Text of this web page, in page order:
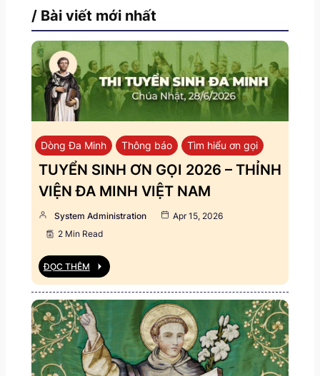
/ Bài viết mới nhất
Dòng Đa Minh Thông báo Tìm hiểu ơn gọi
TUYỂN SINH ƠN GỌI 2026 – THỈNH
VIỆN ĐA MINH VIỆT NAM
System Administration
Apr 15, 2026
2 Min Read
ĐỌC THÊM